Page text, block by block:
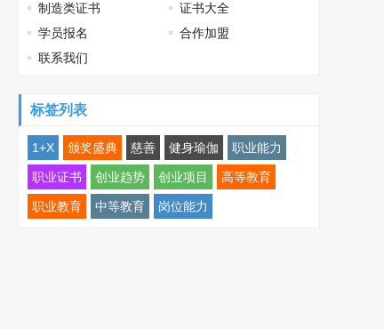
制造类证书
证书大全
学员报名
合作加盟
联系我们
标签列表
1+X 颁奖盛典 慈善 健身瑜伽 职业能力
职业证书 创业趋势 创业项目 高等教育
职业教育 中等教育 岗位能力